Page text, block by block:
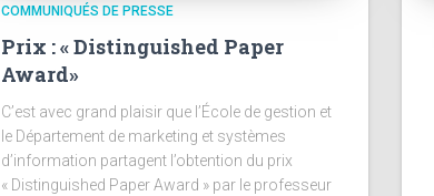
COMMUNIQUÉS DE PRESSE
Prix : « Distinguished Paper
Award»
C’est avec grand plaisir que l’École de gestion et
le Département de marketing et systèmes
d’information partagent l’obtention du prix
« Distinguished Paper Award » par le professeur